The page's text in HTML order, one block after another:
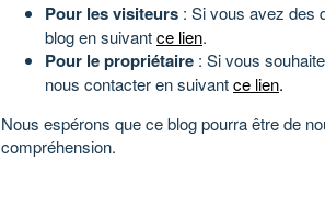
Pour les visiteurs : Si vous avez des
blog en suivantce lien.
Pour le propriétaire : Si vous
nous contacter en suivantce lien.
Nous espérons que ce blog pourra être de
compréhension.